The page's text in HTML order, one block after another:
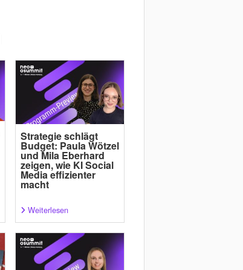
Strategie schlägt
Budget: Paula Wötzel
und Mila Eberhard
zeigen, wie KI Social
Media effizienter
macht
Weiterlesen